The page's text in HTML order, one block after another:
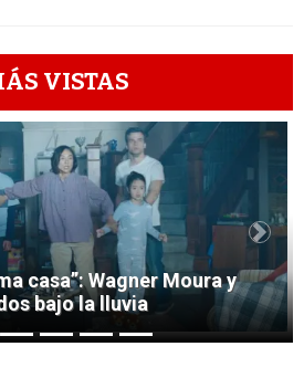
VISTAS
1
casa”: Wagner Moura y
bajo la lluvia
Next